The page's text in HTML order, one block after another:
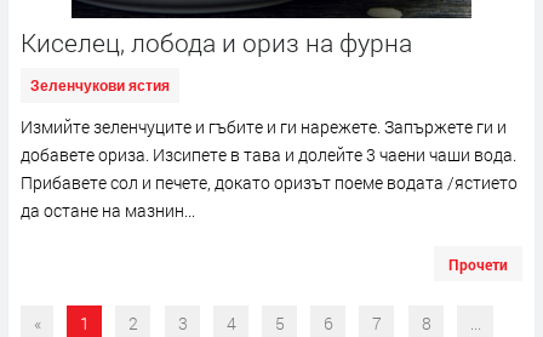
Киселец, лобода и ориз на фурна
Зеленчукови ястия
Измийте зеленчуците и гъбите и ги нарежете. Запържете ги и
добавете ориза. Изсипете в тава и долейте 3 чаени чаши вода.
Прибавете сол и печете, докато оризът поеме водата /ястието
да остане на мазнин...
Прочети
« 1 2 3 4 5 6 7 8 ...